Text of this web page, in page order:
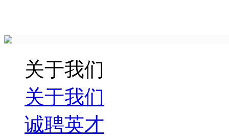
关于我们
关于我们
诚聘英才